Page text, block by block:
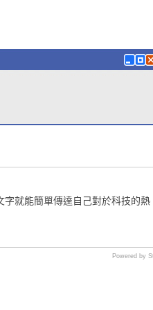
就能簡單傳達自己對於科技的熱
Powered by